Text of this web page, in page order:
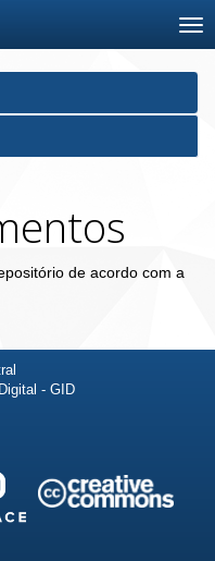
de acordo com a
- GID